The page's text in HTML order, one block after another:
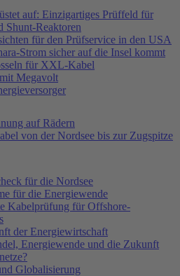
auf: Einzigartiges Prüffeld für
Shunt-Reaktoren
für den Prüfservice in den USA
Strom sicher auf die Insel kommt
für XXL-Kabel
Megavolt
auf Rädern
von der Nordsee bis zur Zugspitze
für die Nordsee
für die Energiewende
Kabelprüfung für Offshore-
der Energiewirtschaft
Energiewende und die Zukunft
Globalisierung